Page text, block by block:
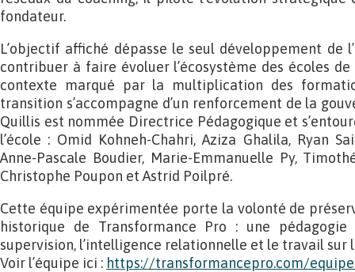
fondateur.
L’objectif affiché dépasse le seul développement de
contribuer à faire évoluer l’écosystème des écoles de
contexte marqué par la multiplication des
transition s’accompagne d’un renforcement de la
Quillis est nommée Directrice Pédagogique et
l’école : Omid Kohneh-Chahri, Aziza Ghalila, Ryan
Anne-Pascale Boudier, Marie-Emmanuelle Py,
Christophe Poupon et Astrid Poilpré.
Cette équipe expérimentée porte la volonté de
historique de Transformance Pro : une pédagogie
supervision, l’intelligence relationnelle et le travail sur
Voir l’équipe ici : https://transformancepro.com/